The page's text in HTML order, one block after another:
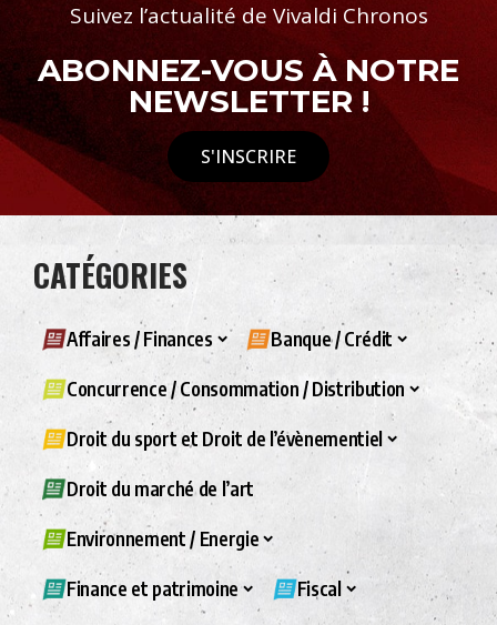
Suivez l’actualité de Vivaldi Chronos
ABONNEZ-VOUS À NOTRE
NEWSLETTER !
S'INSCRIRE
CATÉGORIES
Affaires / Finances Banque / Crédit
Concurrence / Consommation / Distribution
Droit du sport et Droit de l’évènementiel
Droit du marché de l’art
Environnement / Energie
Finance et patrimoine Fiscal